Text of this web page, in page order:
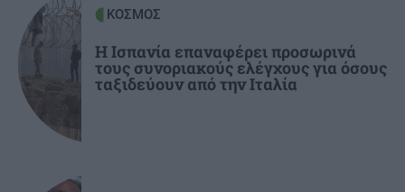
Κωνσταντία Δημογλίδου: Προήχθη σε
Αστυνόμο Α'
ΕΛΛΑΔΑ
για τους πνιγμούς μετά τους 284 θανάτους του
ΚΟΣΜΟΣ
Η Ισπανία επαναφέρει προσωρινά
τους συνοριακούς ελέγχους για όσους
ταξιδεύουν από την Ιταλία